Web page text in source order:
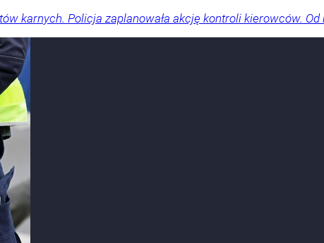
karnych. Policja zaplanowała akcję kontroli kierowców. Od